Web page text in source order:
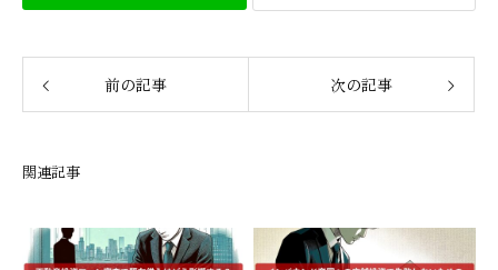
前の記事 次の記事
関連記事